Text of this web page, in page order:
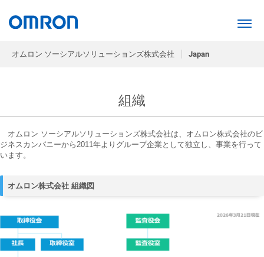
オムロン ソーシアルソリューションズ株式会社 Japan
組織
オムロン ソーシアルソリューションズ株式会社は、オムロン株式会社のビ
ジネスカンパニーから2011年よりグループ企業として独立し、事業を行って
います。
オムロン株式会社 組織図